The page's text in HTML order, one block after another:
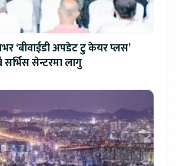
‘बीवाईडी अपडेट टु केयर प्लस’
सेन्टरमा लागु